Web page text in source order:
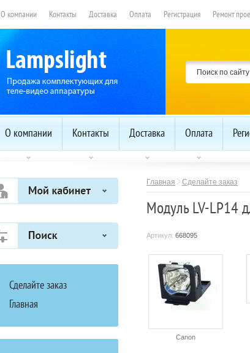
О компании Контакты Доставка Оплата Регистрация Ремонт
О компании Контакты Доставка Оплата
Главная Сделайте заказ
Модуль LV-LP14
Артикул: 668095
Canon
Сделайте заказ
Главная